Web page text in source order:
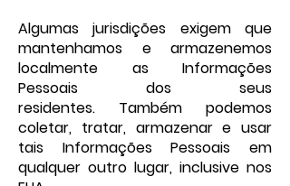
Algumas jurisdições exigem que
mantenhamos e armazenemos
localmente as Informações
Pessoais dos seus
residentes. Também podemos
coletar, tratar, armazenar e usar
tais Informações Pessoais em
qualquer outro lugar, inclusive nos